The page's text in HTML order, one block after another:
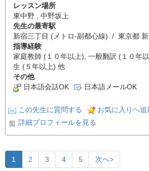
レッスン場所
東中野 , 中野坂上
先生の最寄駅
新宿三丁目 (メトロ-副都心線) / 東京都
指導経験
家庭教師 (１０年以上), 一般翻訳 (１０年
生 (５年以上) 他
その他
日本語会話OK
日本語メールOK
この先生に質問する
お気に入りへ追
詳細プロフィールを見る
1 2 3 4 5 次へ>